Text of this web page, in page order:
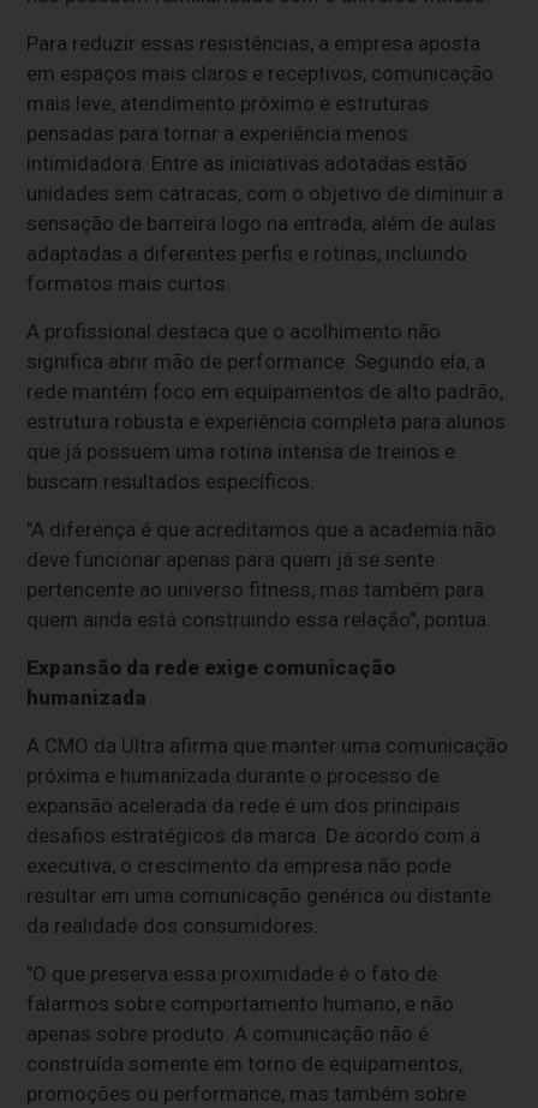
Para reduzir essas resistências, a empresa aposta
em espaços mais claros e receptivos, comunicação
mais leve, atendimento próximo e estruturas
pensadas para tornar a experiência menos
intimidadora. Entre as iniciativas adotadas estão
unidades sem catracas, com o objetivo de diminuir a
sensação de barreira logo na entrada, além de aulas
adaptadas a diferentes perfis e rotinas, incluindo
formatos mais curtos.
A profissional destaca que o acolhimento não
significa abrir mão de performance. Segundo ela, a
rede mantém foco em equipamentos de alto padrão,
estrutura robusta e experiência completa para alunos
que já possuem uma rotina intensa de treinos e
buscam resultados específicos.
"A diferença é que acreditamos que a academia não
deve funcionar apenas para quem já se sente
pertencente ao universo fitness, mas também para
quem ainda está construindo essa relação", pontua.
Expansão da rede exige comunicação
humanizada
A CMO da Ultra afirma que manter uma comunicação
próxima e humanizada durante o processo de
expansão acelerada da rede é um dos principais
desafios estratégicos da marca. De acordo com a
executiva, o crescimento da empresa não pode
resultar em uma comunicação genérica ou distante
da realidade dos consumidores.
"O que preserva essa proximidade é o fato de
falarmos sobre comportamento humano, e não
apenas sobre produto. A comunicação não é
construída somente em torno de equipamentos,
promoções ou performance, mas também sobre